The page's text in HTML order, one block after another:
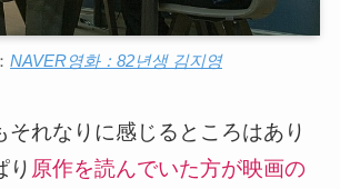
NAVER영화：82년생 김지영
それなりに感じるところはあり
り 原作を読んでいた方が映画の